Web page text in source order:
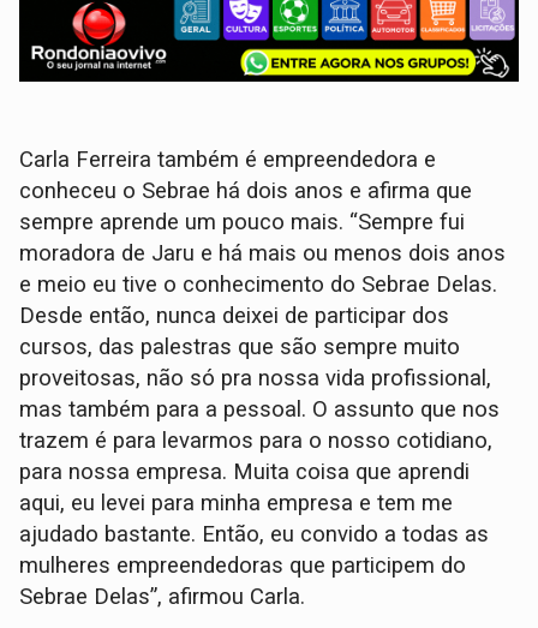
Carla Ferreira também é empreendedora e
conheceu o Sebrae há dois anos e afirma que
sempre aprende um pouco mais. “Sempre fui
moradora de Jaru e há mais ou menos dois anos
e meio eu tive o conhecimento do Sebrae Delas.
Desde então, nunca deixei de participar dos
cursos, das palestras que são sempre muito
proveitosas, não só pra nossa vida profissional,
mas também para a pessoal. O assunto que nos
trazem é para levarmos para o nosso cotidiano,
para nossa empresa. Muita coisa que aprendi
aqui, eu levei para minha empresa e tem me
ajudado bastante. Então, eu convido a todas as
mulheres empreendedoras que participem do
Sebrae Delas”, afirmou Carla.